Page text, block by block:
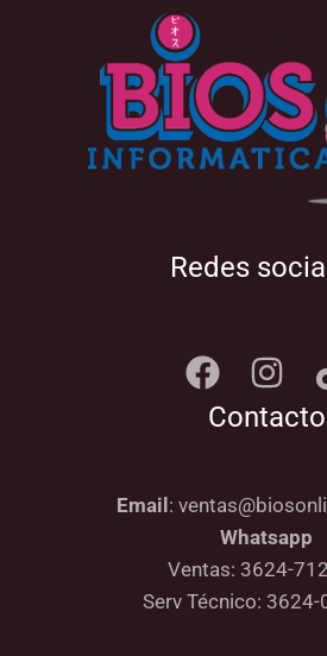
Redes
Contacto
Email :
Whatsapp
Ventas: 3624-
Serv Técnico: